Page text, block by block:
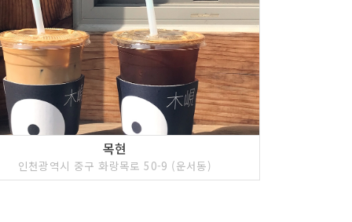
목현
인천광역시 중구 화랑목로 50-9 (운서동)